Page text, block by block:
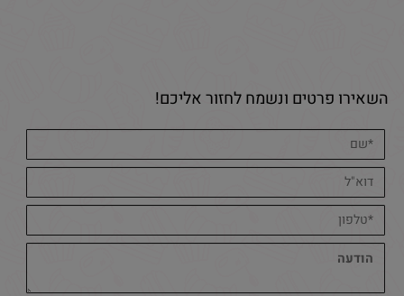
השאירו פרטים ונשמח לחזור אליכם!